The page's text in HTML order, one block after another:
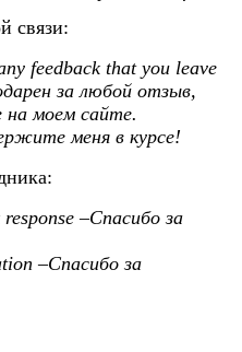
связи:
feedback that you leave
за любой отзыв,
моем сайте.
меня в курсе!
–Спасибо за
–Спасибо за